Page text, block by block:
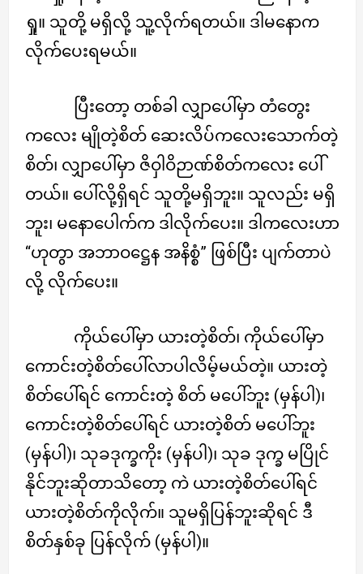
ရှု။ သူတို့ မရှိလို့ သူ့လိုက်ရတယ်။ ဒါမနောက
လိုက်ပေးရမယ်။
ပြီးတော့ တစ်ခါ လျှာပေါ်မှာ တံတွေး
ကလေး မျိုတဲ့စိတ် ဆေးလိပ်ကလေးသောက်တဲ့
စိတ်၊ လျှာပေါ်မှာ ဇိဝှါဝိဉာဏ်စိတ်ကလေး ပေါ်
တယ်။ ပေါ်လို့ရှိရင် သူတို့မရှိဘူး။ သူလည်း မရှိ
ဘူး၊ မနောပေါက်က ဒါလိုက်ပေး။ ဒါကလေးဟာ
“ဟုတွာ အဘာဝဋ္ဌေန အနိစ္စံ” ဖြစ်ပြီး ပျက်တာပဲ
လို့ လိုက်ပေး။
ကိုယ်ပေါ်မှာ ယားတဲ့စိတ်၊ ကိုယ်ပေါ်မှာ
ကောင်းတဲ့စိတ်ပေါ်လာပါလိမ့်မယ်တဲ့။ ယားတဲ့
စိတ်ပေါ်ရင် ကောင်းတဲ့ စိတ် မပေါ်ဘူး (မှန်ပါ)၊
ကောင်းတဲ့စိတ်ပေါ်ရင် ယားတဲ့စိတ် မပေါ်ဘူး
(မှန်ပါ)၊ သုခဒုက္ခကိုး (မှန်ပါ)၊ သုခ ဒုက္ခ မပြိုင်
နိုင်ဘူးဆိုတာသိတော့ ကဲ ယားတဲ့စိတ်ပေါ်ရင်
ယားတဲ့စိတ်ကိုလိုက်။ သူမရှိပြန်ဘူးဆိုရင် ဒီ
စိတ်နှစ်ခု ပြန်လိုက် (မှန်ပါ)။